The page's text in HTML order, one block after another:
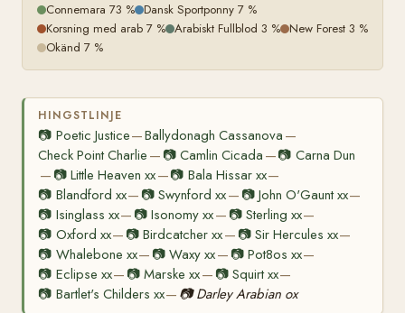
Connemara 73 % Dansk Sportponny 7 %
Korsning med arab 7 % Arabiskt Fullblod 3 % New Forest 3 %
Okänd 7 %
HINGSTLINJE
📷 Poetic Justice—Ballydonagh Cassanova —
Check Point Charlie — 📷Camlin Cicada —📷 Carna Dun
— 📷Little Heaven xx—📷 Bala Hissar xx—
📷 Blandford xx— 📷Swynford xx— 📷John O'Gaunt xx—
📷 Isinglass xx— 📷Isonomy xx— 📷 Sterling xx—
📷 Oxford xx— 📷Birdcatcher xx— 📷 Sir Hercules xx—
📷 Whalebone xx— 📷Waxy xx— 📷 Pot8os xx—
📷 Eclipse xx— 📷Marske xx— 📷 Squirt xx—
📷 Bartlet's Childers xx— 📷 Darley Arabian ox